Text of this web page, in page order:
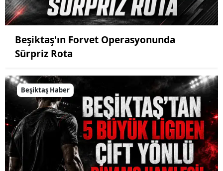
Beşiktaş'ın Forvet Operasyonunda
Sürpriz Rota
Beşiktaş Haber